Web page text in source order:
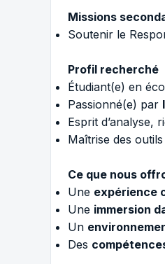
Missions
Soutenir le
Profil recherché
Étudiant(e) en
Passionné(e) par
Esprit d’analyse,
Maîtrise des
Ce que nous
Une expérience
Une immersion
Un
Des